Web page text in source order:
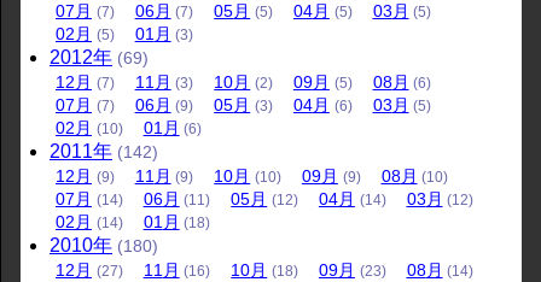
07月 (7) 06月 (7) 05月 (5) 04月 (5) 03月 (5)
02月 (5) 01月 (3)
2012年 (69)
12月 (7) 11月 (3) 10月 (2) 09月 (5) 08月 (6)
07月 (7) 06月 (9) 05月 (3) 04月 (6) 03月 (5)
02月 (10) 01月 (6)
2011年 (142)
12月 (9) 11月 (9) 10月 (10) 09月 (9) 08月 (10)
07月 (14) 06月 (11) 05月 (12) 04月 (14) 03月 (12)
02月 (14) 01月 (18)
2010年 (180)
12月 (27) 11月 (16) 10月 (18) 09月 (23) 08月 (14)